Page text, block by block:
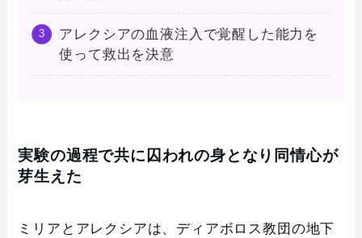
アレクシアの血液注入で覚醒した能力を
使って救出を決意
実験の過程で共に囚われの身となり同情心が
芽生えた
ミリアとアレクシアは、ディアボロス教団の地下